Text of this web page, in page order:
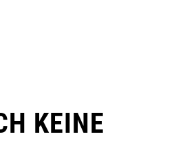
KEINE